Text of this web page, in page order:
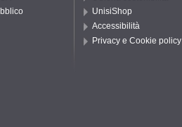
UnisiShop
Accessibilità
Privacy e Cookie policy